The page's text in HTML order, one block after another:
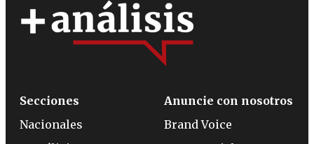
Secciones
Nacionales
Anuncie con nosotros
Brand Voice